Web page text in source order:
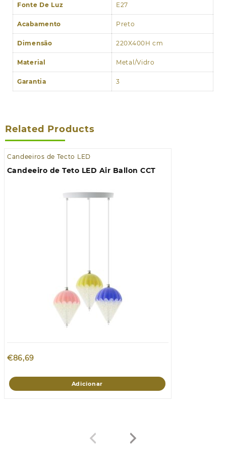
Fonte De Luz E27
Acabamento Preto
Dimensão 220X400H cm
Material Metal/Vidro
Garantia 3
Related Products
Candeeiros de Tecto LED
Candeeiro de Teto LED Air Ballon CCT
€86,69
Adicionar